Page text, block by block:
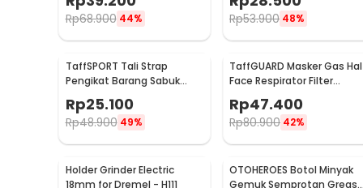
Rp68.900 44% Rp53.900 48%
TaffSPORT Tali Strap
Pengikat Barang Sabuk
Rp25.100
Rp48.900 49%
TaffGUARD Masker Gas
Face Respirator Filter
Rp47.400
Rp80.900 42%
Holder Grinder Electric
18mm for Dremel - H111
OTOHEROES Botol Minyak
Gemuk Semprotan Grease